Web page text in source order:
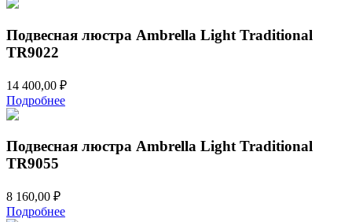
Подвесная люстра Ambrella Light Traditional
TR9022
14 400,00 ₽
Подробнее
Подвесная люстра Ambrella Light Traditional
TR9055
8 160,00 ₽
Подробнее